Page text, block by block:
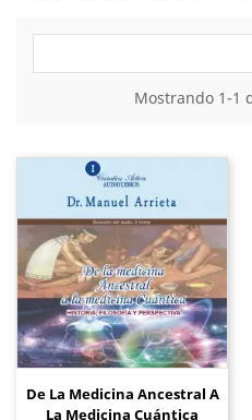
Mostrando 1-1
De La Medicina Ancestral A
La Medicina Cuántica